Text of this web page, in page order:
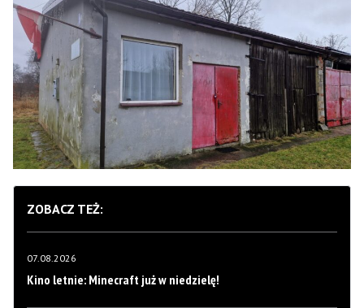
ZOBACZ TEŻ:
07.08.2026
Kino letnie: Minecraft już w niedzielę!